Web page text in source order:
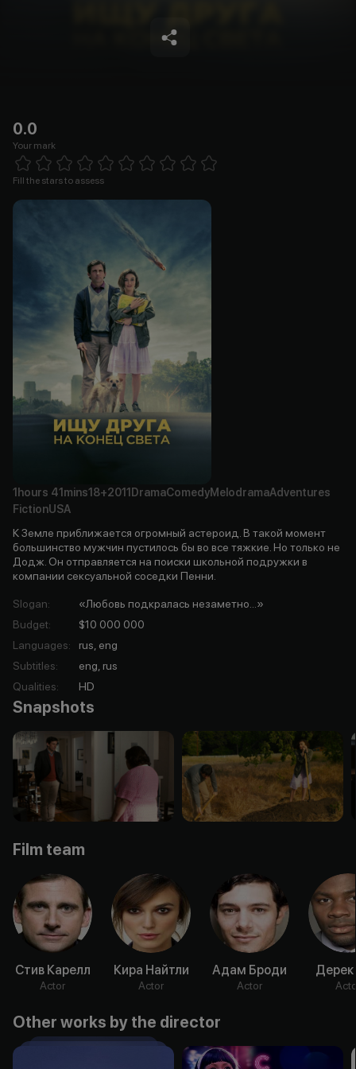
0.0
Your mark
1 Star 2 Stars 3 Stars
Fill the stars to assess
1hours 41mins18+2011 DramaComedyMelodramaAdventures
FictionUSA
К Земле приближается огромный астероид. В такой момент
большинство мужчин пустилось бы во все тяжкие. Но только не
Додж. Он отправляется на поиски школьной подружки в
компании сексуальной соседки Пенни.
Slogan:
«Любовь подкралась незаметно...»
Budget:
$10 000 000
Languages:
rus, eng
Subtitles:
eng, rus
Qualities: HD
Snapshots
Film team
Стив Карелл
Actor
Кира Найтли
Actor
Адам Броди
Actor
Other works by the director